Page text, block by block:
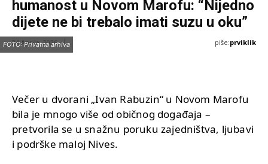
humanost u Novom Marofu: “Nijedno
dijete ne bi trebalo imati suzu u oku”
24 Aprila, 2026 piše:prviklik
FOTO: Privatna arhiva
Večer u dvorani „Ivan Rabuzin“ u Novom Marofu
bila je mnogo više od običnog događaja –
pretvorila se u snažnu poruku zajedništva, ljubavi
i podrške maloj Nives.